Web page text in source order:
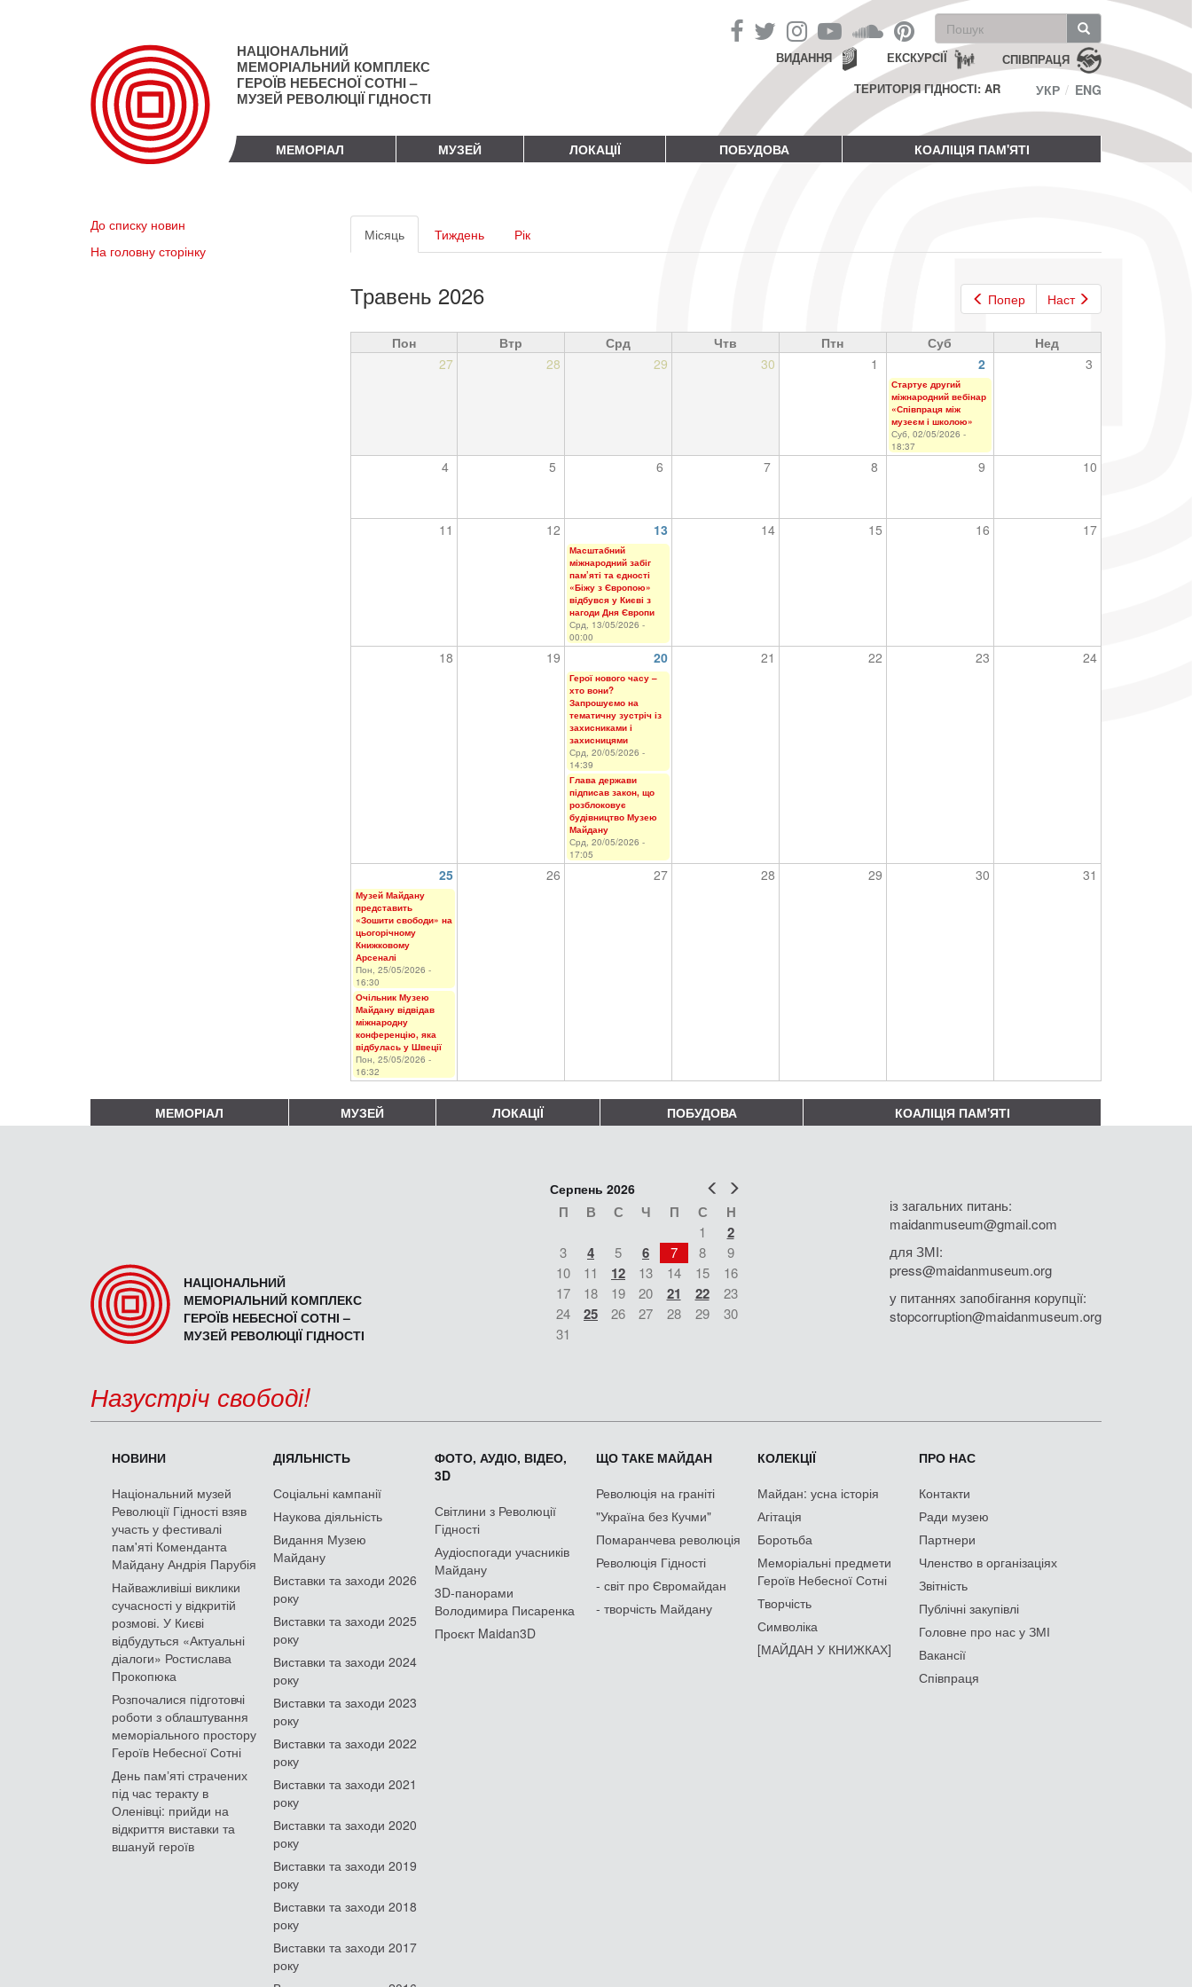
НАЦІОНАЛЬНИЙ
МЕМОРІАЛЬНИЙ КОМПЛЕКС
ГЕРОЇВ НЕБЕСНОЇ СОТНІ –
МУЗЕЙ РЕВОЛЮЦІЇ ГІДНОСТІ
Пошукова
форма
Пошук СПІВПРАЦЯ
ЕКСКУРСІЇ
ВИДАННЯ
ТЕРИТОРІЯ ГІДНОСТІ: AR
УКР ENG
МЕМОРІАЛ МУЗЕЙ ЛОКАЦІЇ ПОБУДОВА КОАЛІЦІЯ ПАМ'ЯТІ
До списку новин
На головну сторінку
Первинні
вкладки
Місяць(активна
вкладка)
Тиждень Рік
Попер Наст
Травень 2026
Пон Втр Срд Чтв Птн Суб
Нед
27
28 29 30 1 2 3
Стартує другий
міжнародний вебінар
«Співпраця між
музеєм і школою»
Суб, 02/05/2026 -
18:37
4 5 6 7 8 9 10
11 12 13 14 15 16 17
Масштабний
міжнародний забіг
пам’яті та єдності
«Біжу з Європою»
відбувся у Києві з
нагоди Дня Європи
Срд, 13/05/2026 -
00:00
18 19 20 21 22 23 24
Герої нового часу –
хто вони?
Запрошуємо на
тематичну зустріч із
захисниками і
захисницями
Срд, 20/05/2026 -
14:39
Глава держави
підписав закон, що
розблоковує
будівництво Музею
Майдану
Срд, 20/05/2026 -
17:05
25 26 27 28 29 30 31
Музей Майдану
представить
«Зошити свободи» на
цьогорічному
Книжковому
Арсеналі
Пон, 25/05/2026 -
16:30
Очільник Музею
Майдану відвідав
міжнародну
конференцію, яка
відбулась у Швеції
Пон, 25/05/2026 -
16:32
МЕМОРІАЛ МУЗЕЙ ЛОКАЦІЇ ПОБУДОВА КОАЛІЦІЯ ПАМ'ЯТІ
НАЦІОНАЛЬНИЙ
МЕМОРІАЛЬНИЙ КОМПЛЕКС
ГЕРОЇВ НЕБЕСНОЇ СОТНІ –
МУЗЕЙ РЕВОЛЮЦІЇ ГІДНОСТІ
Попер
Серпень 2026
П В С Ч П С Н
1 2
3 4 5 6 7 8
9
10
11 12 13 14 15
16
17
18 19 20 21 22
23
24
25 26 27 28 29
30
31
із загальних питань:
maidanmuseum@gmail.com
для ЗМІ:
press@maidanmuseum.org
у питаннях запобігання корупції:
stopcorruption@maidanmuseum.org
Назустріч свободі!
НОВИНИ
Національний музей
Революції Гідності взяв
участь у фестивалі
пам'яті Коменданта
Майдану Андрія Парубія
Найважливіші виклики
сучасності у відкритій
розмові. У Києві
відбудуться «Актуальні
діалоги» Ростислава
Прокопюка
Розпочалися підготовчі
роботи з облаштування
меморіального простору
Героїв Небесної Сотні
День памʼяті страчених
під час теракту в
Оленівці: прийди на
відкриття виставки та
вшануй героїв
ДІЯЛЬНІСТЬ
Соціальні кампанії
Наукова діяльність
Видання Музею
Майдану
Виставки та заходи 2026
року
Виставки та заходи 2025
року
Виставки та заходи 2024
року
Виставки та заходи 2023
року
Виставки та заходи 2022
року
Виставки та заходи 2021
року
Виставки та заходи 2020
року
Виставки та заходи 2019
року
Виставки та заходи 2018
року
Виставки та заходи 2017
року
ФОТО, АУДІО, ВІДЕО,
3D
Світлини з Революції
Гідності
Аудіоспогади учасників
Майдану
3D-панорами
Володимира Писаренка
Проєкт Maidan3D
ЩО ТАКЕ МАЙДАН
Революція на граніті
"Україна без Кучми"
Помаранчева революція
Революція Гідності
- світ про Євромайдан
- творчість Майдану
КОЛЕКЦІЇ
Майдан: усна історія
Агітація
Боротьба
Меморіальні предмети
Героїв Небесної Сотні
Творчість
Символіка
[МАЙДАН У КНИЖКАХ]
ПРО НАС
Контакти
Ради музею
Партнери
Членство в організаціях
Звітність
Публічні закупівлі
Головне про нас у ЗМІ
Вакансії
Співпраця